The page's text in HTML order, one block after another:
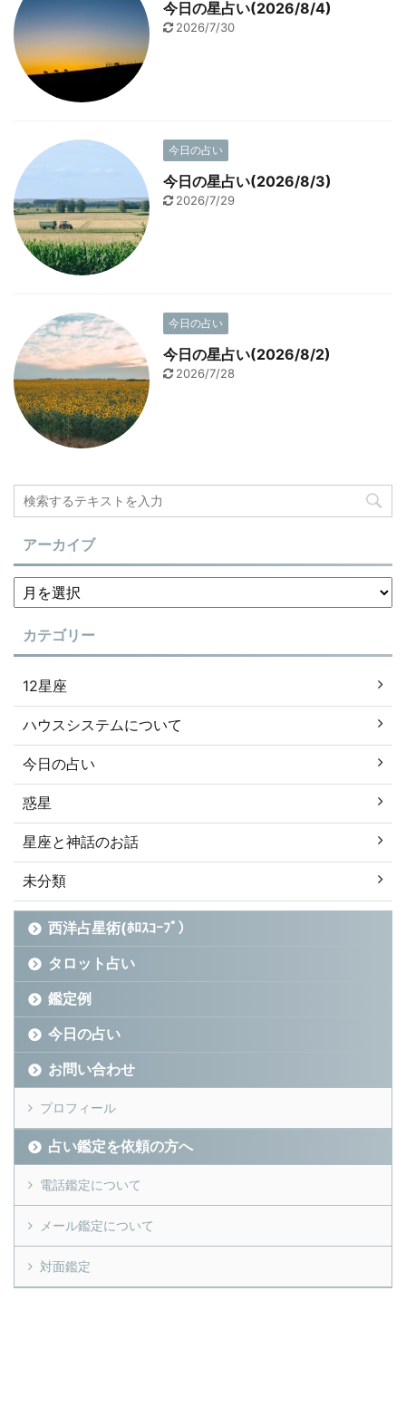
今日の星占い(2026/8/4)
2026/7/30
今日の占い
今日の星占い(2026/8/3)
2026/7/29
今日の占い
今日の星占い(2026/8/2)
2026/7/28
アーカイブ
カテゴリー
12星座
ハウスシステムについて
今日の占い
惑星
星座と神話のお話
未分類
西洋占星術(ﾎﾛｽｺｰﾌﾟ）
タロット占い
鑑定例
今日の占い
お問い合わせ
プロフィール
占い鑑定を依頼の方へ
電話鑑定について
メール鑑定について
対面鑑定